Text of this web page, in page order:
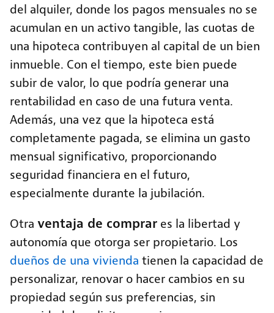
del alquiler, donde los pagos mensuales no se
acumulan en un activo tangible, las cuotas de
una hipoteca contribuyen al capital de un bien
inmueble. Con el tiempo, este bien puede
subir de valor, lo que podría generar una
rentabilidad en caso de una futura venta.
Además, una vez que la hipoteca está
completamente pagada, se elimina un gasto
mensual significativo, proporcionando
seguridad financiera en el futuro,
especialmente durante la jubilación.
Otra ventaja de comprar es la libertad y
autonomía que otorga ser propietario. Los
dueños de una vivienda tienen la capacidad de
personalizar, renovar o hacer cambios en su
propiedad según sus preferencias, sin